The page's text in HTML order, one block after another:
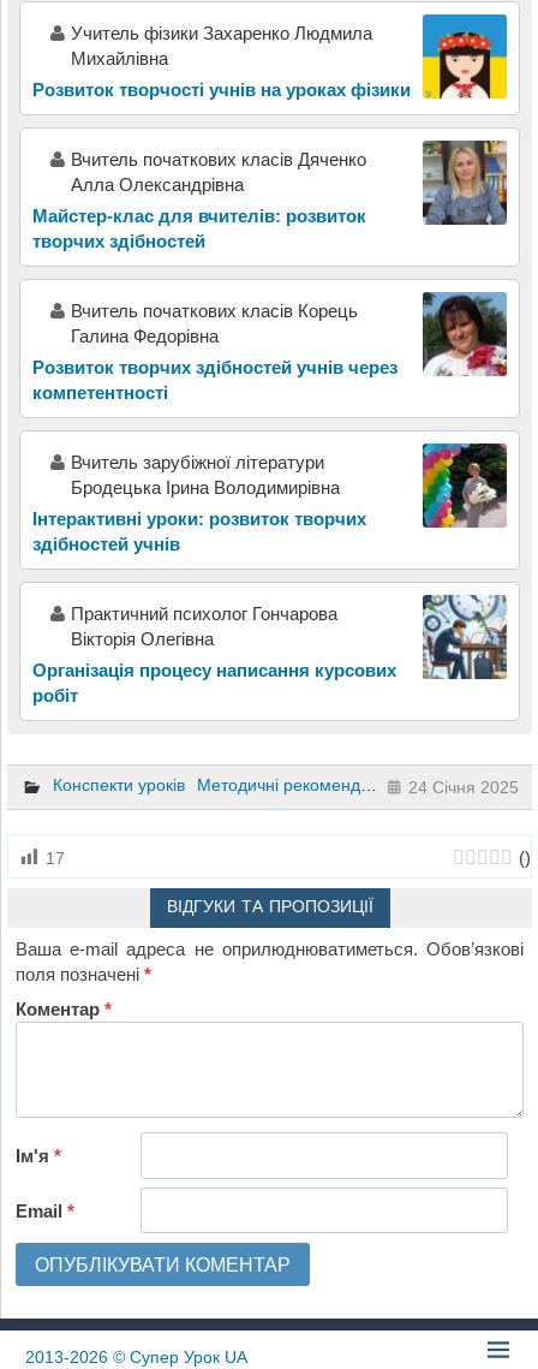
Учитель фізики Захаренко Людмила
Михайлівна
Розвиток творчості учнів на уроках фізики
Вчитель початкових класів Дяченко
Алла Олександрівна
Майстер-клас для вчителів: розвиток
творчих здібностей
Вчитель початкових класів Корець
Галина Федорівна
Розвиток творчих здібностей учнів через
компетентності
Вчитель зарубіжної літератури
Бродецька Ірина Володимирівна
Інтерактивні уроки: розвиток творчих
здібностей учнів
Практичний психолог Гончарова
Вікторія Олегівна
Організація процесу написання курсових
робіт
Конспекти уроків Методичні рекомендації 1 клас 2 клас
24 Січня 2025
17 ()
ВІДГУКИ ТА ПРОПОЗИЦІЇ
Ваша e-mail адреса не оприлюднюватиметься. Обов’язкові
поля позначені*
Коментар*
Ім'я*
Email*
2013-2026 © Супер Урок UA